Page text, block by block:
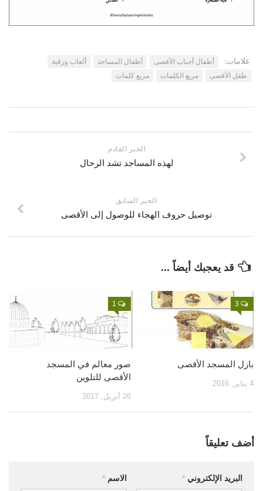
فيديو تعليمي عن بيت المقدس
فيديوهات أخرى
دروس علمية
فيديو
صور
أخرى
علامات: أطفال أحباب الأقصى أطفال المساجد
ألعاب ورقية
طفل الأقصى
مربع الكلمات مربع كلمات
الخبر القادم
لهذه المساجد تشد الرحال
الخبر السابق
توصيل حروف الهجاء للوصول إلى الأقصى
قد يعجبك أيضاً ...
3
بازل المسجد الأقصى
4 يناير, 2016
1
صور معالم في المسجد
الأقصى للتلوين
26 أبريل, 2017
أضف تعليقاً
الاسم * البريد الإلكتروني *